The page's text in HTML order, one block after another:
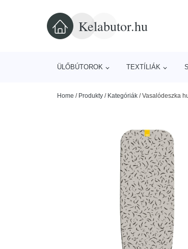
Kelabutor.hu
ÜLŐBÚTOROK TEXTÍLIÁK
Home / Produkty / Kategóriák /Vasalódeszka